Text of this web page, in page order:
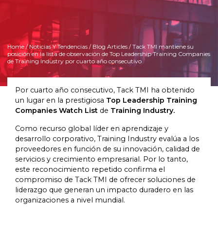
Home /Noticias Y Tendencias / Blog Articles / Tack TMI mantiene su
posición en la lista de observación de Top Leadership Training Companies
de Training Industry por cuarto año consecutivo
Por cuarto año consecutivo, Tack TMI ha obtenido
un lugar en la prestigiosa Top Leadership Training
Companies Watch List de Training Industry.
Como recurso global líder en aprendizaje y
desarrollo corporativo, Training Industry evalúa a los
proveedores en función de su innovación, calidad de
servicios y crecimiento empresarial. Por lo tanto,
este reconocimiento repetido confirma el
compromiso de Tack TMI de ofrecer soluciones de
liderazgo que generan un impacto duradero en las
organizaciones a nivel mundial.